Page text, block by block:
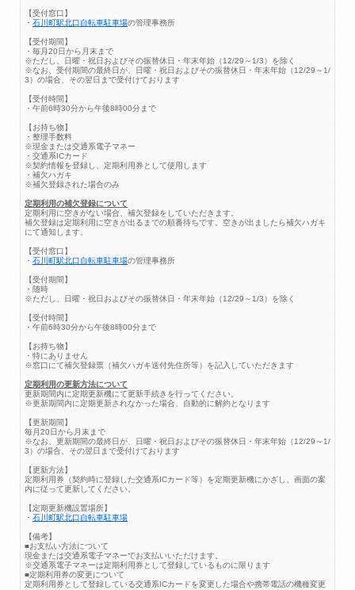
【受付窓口】
・ 石川町駅北口自転車駐車場の管理事務所
【受付期間】
・毎月20日から月末まで
※ただし、日曜・祝日およびその振替休日・年末年始（12/29～1/3）を除く
※なお、受付期間の最終日が、日曜・祝日およびその振替休日・年末年始（12/29～1/
3）の場合、その翌日まで受付けております
【受付時間】
・午前6時30分から午後8時00分まで
【お持ち物】
・整理手数料
※現金または交通系電子マネー
・交通系ICカード
※契約情報を登録し、定期利用券として使用します
・補欠ハガキ
※補欠登録された場合のみ
定期利用の補欠登録について
定期利用に空きがない場合、補欠登録をしていただきます。
補欠登録は定期利用に空きが出るまでの順番待ちです。空きが出ましたら補欠ハガキ
にて通知します。
【受付窓口】
・ 石川町駅北口自転車駐車場の管理事務所
【受付期間】
・随時
※ただし、日曜・祝日およびその振替休日・年末年始（12/29～1/3）を除く
【受付時間】
・午前6時30分から午後8時00分まで
【お持ち物】
・特にありません
※窓口にて補欠登録票（補欠ハガキ送付先住所等）を記入していただきます
定期利用の更新方法について
更新期間内に定期更新機にて更新手続きを行ってください。
※更新期間内に定期更新されなかった場合、自動的に解約となります
【更新期間】
毎月20日から月末まで
※なお、更新期間の最終日が、日曜・祝日およびその振替休日・年末年始（12/29～1/
3）の場合、その翌日まで受付けております
【更新方法】
定期利用券（契約時に登録した交通系ICカード等）を定期更新機にかざし、画面の案
内に従って更新してください。
【定期更新機設置場所】
・ 石川町駅北口自転車駐車場
【備考】
■お支払い方法について
現金または交通系電子マネーでお支払いいただけます。
※交通系電子マネーは定期利用券として登録しているものに限ります
■定期利用券の変更について
定期利用券として登録している交通系ICカードを変更した場合や携帯電話の機種変更